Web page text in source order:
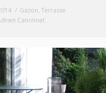
Gazon, Terrasse
Canonnet